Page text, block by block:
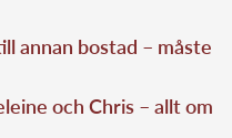
annan bostad – måste
och Chris – allt om